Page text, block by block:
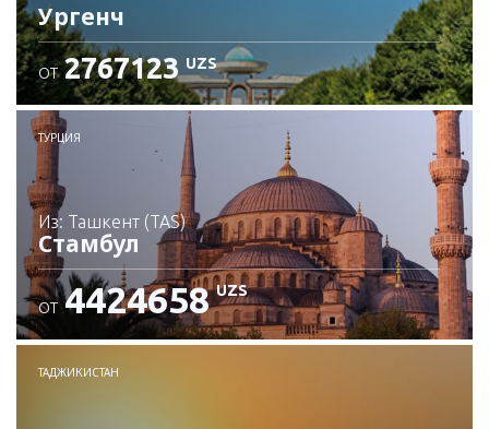
Ургенч
Проверьте подробности
ОТ 2767123 UZS
ТУРЦИЯ
из: Ташкент (TAS)
Стамбул
Проверьте подробности
ОТ 4424658 UZS
ТАДЖИКИСТАН